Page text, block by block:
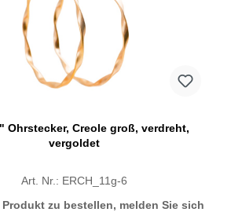
Ohrstecker, Creole groß, verdreht,
vergoldet
Art. Nr.: ERCH_11g-6
Produkt zu bestellen, melden Sie sich